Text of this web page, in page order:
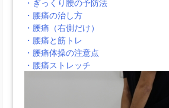
・ぎっくり腰の予防法
・腰痛の治し方
・腰痛（右側だけ）
・腰痛と筋トレ
・腰痛体操の注意点
・腰痛ストレッチ